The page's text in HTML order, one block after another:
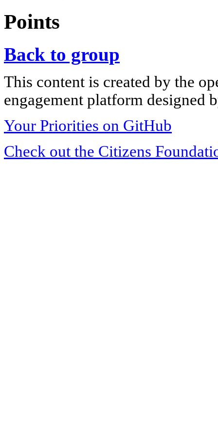
Points
Back to group
This content is created by the
engagement platform designed
Your Priorities on GitHub
Check out the Citizens